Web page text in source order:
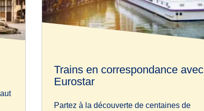
Trains en correspondance avec
Eurostar
Partez à la découverte de centaines de